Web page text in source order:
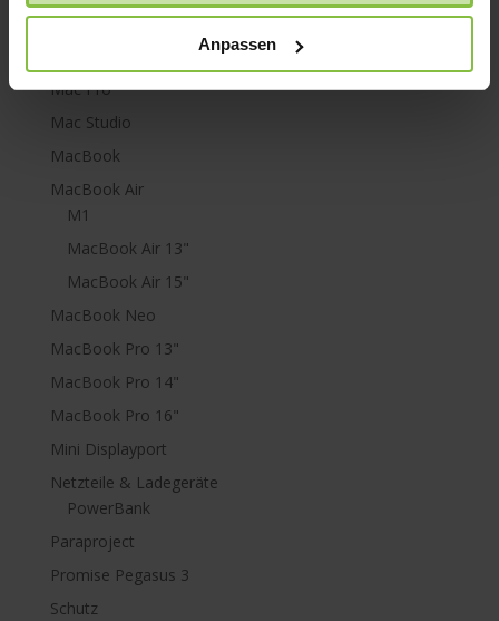
Anpassen
Lightning
Mac Pro
Mac Studio
MacBook
MacBook Air
M1
MacBook Air 13"
MacBook Air 15"
MacBook Neo
MacBook Pro 13"
MacBook Pro 14"
MacBook Pro 16"
Mini Displayport
Netzteile & Ladegeräte
PowerBank
Paraproject
Promise Pegasus 3
Schutz